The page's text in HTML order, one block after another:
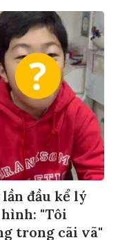
đầu kể lý
"Tôi
trong cãi vã"